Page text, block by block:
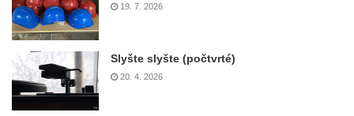
19. 7. 2026
Slyšte slyšte (počtvrté)
20. 4. 2026